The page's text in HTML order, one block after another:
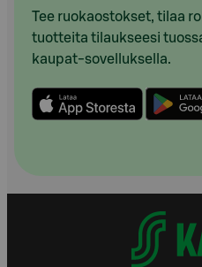
Tee ruokaostokset, tilaa
tuotteita tilaukseesi
kaupat-sovelluksella.